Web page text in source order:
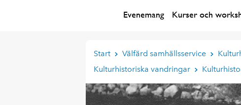
Evenemang Kurser och
Start Välfärd samhällsservice
Kulturhistoriska vandringar